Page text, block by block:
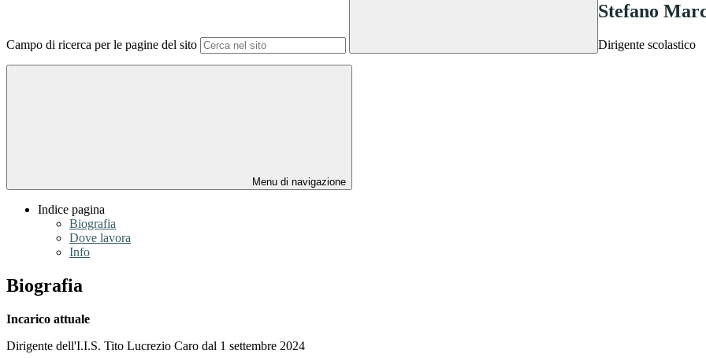
Campo di ricerca per le pagine del sito
Stefano
Dirigente scolastico
Menu di navigazione
Indice pagina
Biografia
Dove lavora
Info
Biografia
Incarico attuale
Dirigente dell'I.I.S. Tito Lucrezio Caro dal 1 settembre 2024